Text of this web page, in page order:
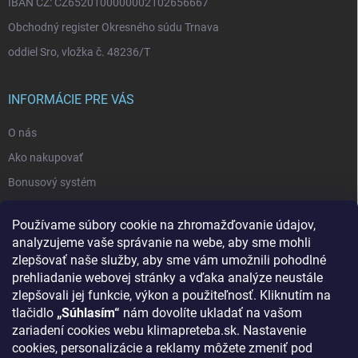
Používame súbory cookie na zhromažďovanie údajov,
analyzujeme vaše správanie na webe, aby sme mohli
zlepšovať naše služby, aby sme vám umožnili pohodlné
prehliadanie webovej stránky a vďaka analýze neustále
zlepšovali jej funkcie, výkon a použiteľnosť. Kliknutím na
tlačidlo „Súhlasím“ nám dovolíte ukladať na vašom
zariadení cookies webu klimapreteba.sk. Nastavenie
cookies, personalizácie a reklamy môžete zmeniť pod
Obchodný register Okresného súdu Trnava
oddiel Sro, vložka č. 48236/T
INFORMÁCIE PRE VÁS
O nás
Ako nakupovať
Bonusový systém
Blog - najnovšie články
Obchodné podmienky
Podmienky ochrany osobných údajov
Odstúpenie od zmluvy
Kontakty